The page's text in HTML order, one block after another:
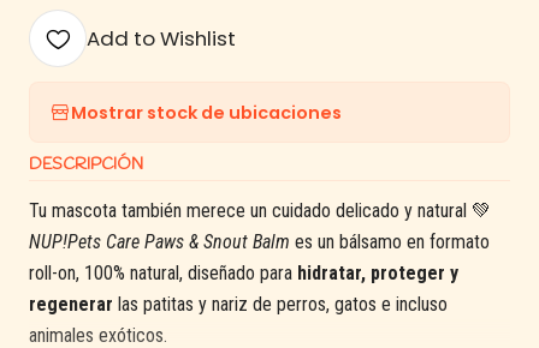
Add to Wishlist
Mostrar stock de ubicaciones
DESCRIPCIÓN
Tu mascota también merece un cuidado delicado y natural 💚
NUP!Pets Care Paws & Snout Balm es un bálsamo en formato
roll-on, 100% natural, diseñado para hidratar, proteger y
regenerar las patitas y nariz de perros, gatos e incluso
animales exóticos.